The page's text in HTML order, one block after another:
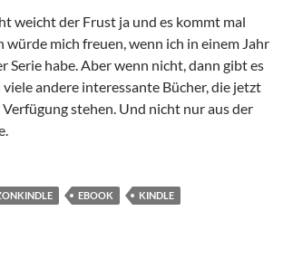
weicht der Frust ja und es kommt mal
würde mich freuen, wenn ich in einem Jahr
Serie habe. Aber wenn nicht, dann gibt es
viele andere interessante Bücher, die jetzt
stehen. Und nicht nur aus der
EBOOK
KINDLE